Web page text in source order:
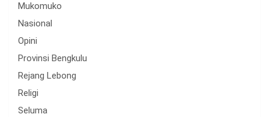
Mukomuko
Nasional
Opini
Provinsi Bengkulu
Rejang Lebong
Religi
Seluma